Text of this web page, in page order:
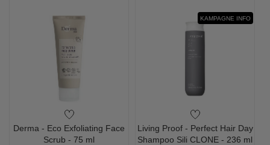
Derma - Eco Exfoliating Face
Scrub - 75 ml
KAMPAGNE INFO
Living Proof - Perfect Hair Day
Shampoo Sili CLONE - 236 ml